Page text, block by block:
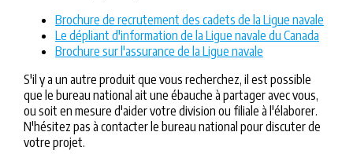
Brochure de recrutement des cadets de la Ligue navale
Le dépliant d'information de la Ligue navale du Canada
Brochure sur l'assurance de la Ligue navale
S'il y a un autre produit que vous recherchez, il est possible
que le bureau national ait une ébauche à partager avec vous,
ou soit en mesure d'aider votre division ou filiale à l'élaborer.
N'hésitez pas à contacter le bureau national pour discuter de
votre projet.